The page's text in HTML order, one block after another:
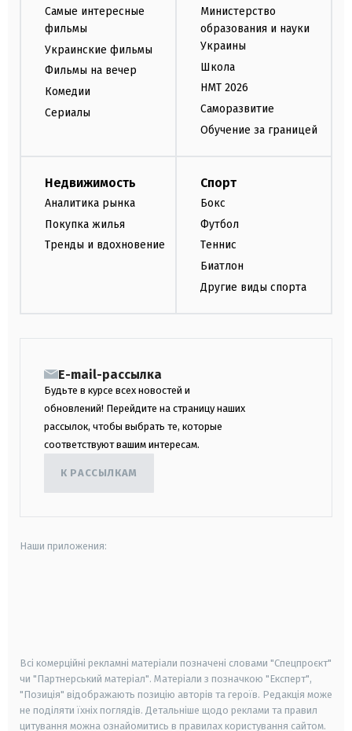
Самые интересные
фильмы
Украинские фильмы
Фильмы на вечер
Комедии
Сериалы
Министерство
образования и науки
Украины
Школа
НМТ 2026
Саморазвитие
Обучение за границей
Недвижимость
Аналитика рынка
Покупка жилья
Тренды и вдохновение
Спорт
Бокс
Футбол
Теннис
Биатлон
Другие виды спорта
E-mail-рассылка
Будьте в курсе всех новостей и
обновлений! Перейдите на страницу наших
рассылок, чтобы выбрать те, которые
соответствуют вашим интересам.
К РАССЫЛКАМ
Наши приложения:
Всі комерційні рекламні матеріали позначені словами "Спецпроєкт"
чи "Партнерський матеріал". Матеріали з позначкою "Експерт",
"Позиція" відображають позицію авторів та героїв. Редакція може
не поділяти їхніх поглядів. Детальніше щодо реклами та правил
цитування можна ознайомитись в правилах користування сайтом.